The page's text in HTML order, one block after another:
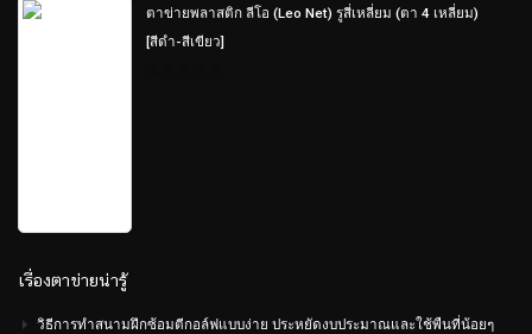
ตาข่ายพลาสติก ลีโอ (Leo Net) รูสี่เหลี่ยม (ตา 4 เหลี่ยม)
[สีดำ-สีเขียว]
เรื่องตาข่ายน่ารู้
วิธีการทำสนามฝึกซ้อมตีกอล์ฟแบบง่าย ประหยัดงบประมาณและใช้พืนที่น้อยๆ